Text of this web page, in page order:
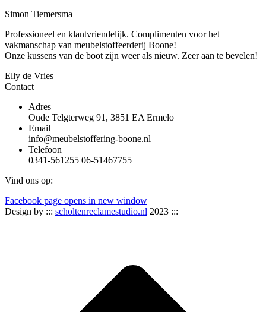
Simon Tiemersma
Professioneel en klantvriendelijk. Complimenten voor het
vakmanschap van meubelstoffeerderij Boone!
Onze kussens van de boot zijn weer als nieuw. Zeer aan te bevelen!
Elly de Vries
Contact
Adres
Oude Telgterweg 91, 3851 EA Ermelo
Email
info@meubelstoffering-boone.nl
Telefoon
0341-561255 06-51467755
Vind ons op:
Facebook page opens in new window
Design by ::: scholtenreclamestudio.nl 2023 :::